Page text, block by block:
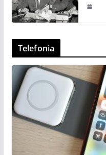
Telefonia